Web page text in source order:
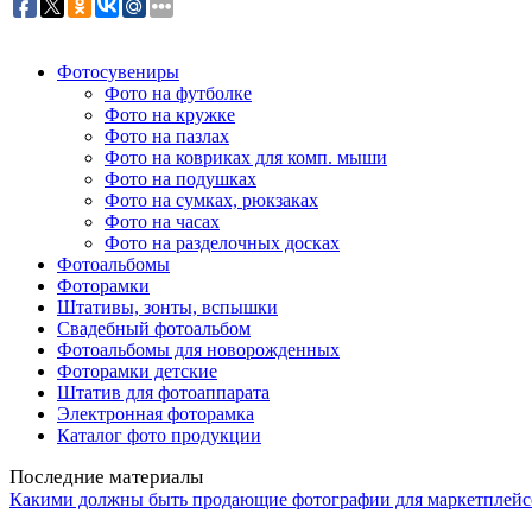
Фотосувениры
Фото на футболке
Фото на кружке
Фото на пазлах
Фото на ковриках для комп. мыши
Фото на подушках
Фото на сумках, рюкзаках
Фото на часах
Фото на разделочных досках
Фотоальбомы
Фоторамки
Штативы, зонты, вспышки
Свадебный фотоальбом
Фотоальбомы для новорожденных
Фоторамки детские
Штатив для фотоаппарата
Электронная фоторамка
Каталог фото продукции
Последние материалы
Какими должны быть продающие фотографии для